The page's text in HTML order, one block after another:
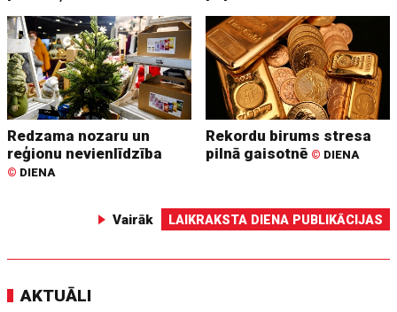
Redzama nozaru un
reģionu nevienlīdzība
© DIENA
Rekordu birums stresa
pilnā gaisotnē © DIENA
Vairāk LAIKRAKSTA DIENA PUBLIKĀCIJAS
AKTUĀLI